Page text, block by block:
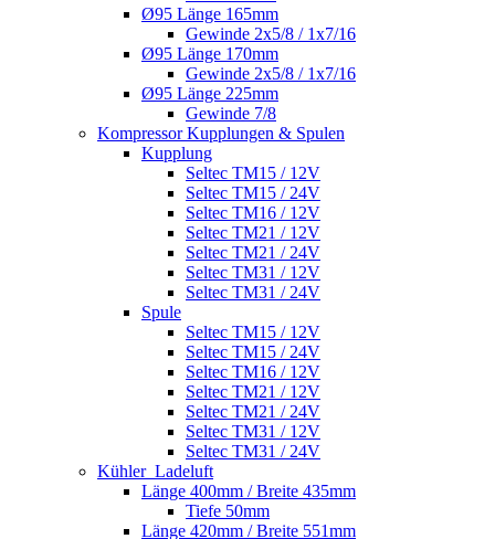
Ø95 Länge 165mm
Gewinde 2x5/8 / 1x7/16
Ø95 Länge 170mm
Gewinde 2x5/8 / 1x7/16
Ø95 Länge 225mm
Gewinde 7/8
Kompressor Kupplungen & Spulen
Kupplung
Seltec TM15 / 12V
Seltec TM15 / 24V
Seltec TM16 / 12V
Seltec TM21 / 12V
Seltec TM21 / 24V
Seltec TM31 / 12V
Seltec TM31 / 24V
Spule
Seltec TM15 / 12V
Seltec TM15 / 24V
Seltec TM16 / 12V
Seltec TM21 / 12V
Seltec TM21 / 24V
Seltec TM31 / 12V
Seltec TM31 / 24V
Kühler_Ladeluft
Länge 400mm / Breite 435mm
Tiefe 50mm
Länge 420mm / Breite 551mm